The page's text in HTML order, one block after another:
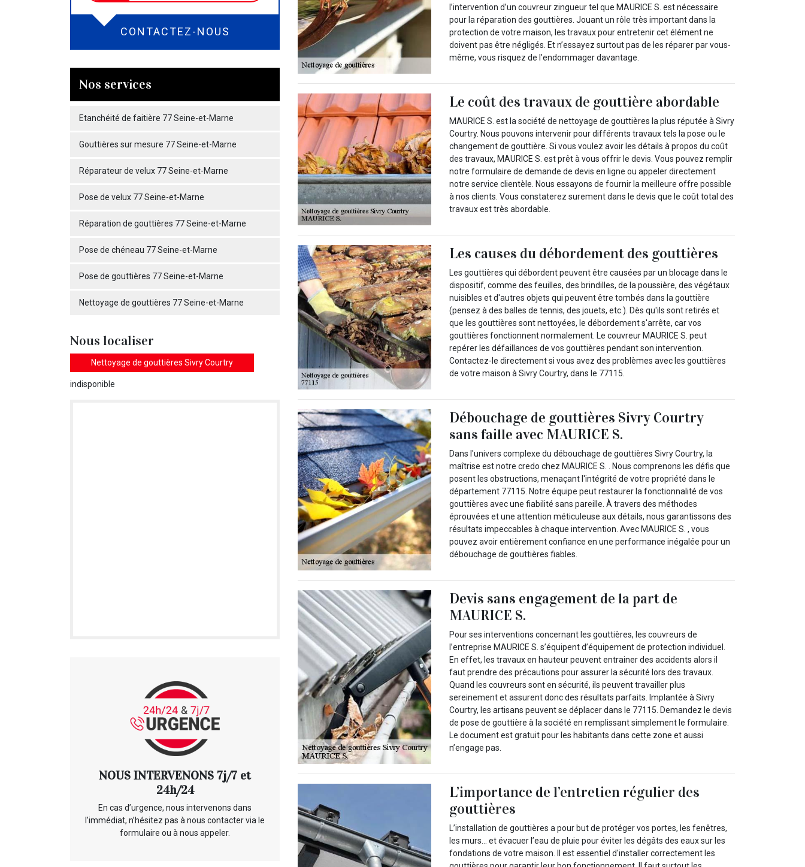
CONTACTEZ-NOUS
Nos services
Etanchéité de faitière 77 Seine-et-Marne
Gouttières sur mesure 77 Seine-et-Marne
Réparateur de velux 77 Seine-et-Marne
Pose de velux 77 Seine-et-Marne
Réparation de gouttières 77 Seine-et-Marne
Pose de chéneau 77 Seine-et-Marne
Pose de gouttières 77 Seine-et-Marne
Nettoyage de gouttières 77 Seine-et-Marne
Nous localiser
Nettoyage de gouttières Sivry Courtry
indisponible
NOUS INTERVENONS 7j/7 et
24h/24
En cas d’urgence, nous intervenons dans
l’immédiat, n’hésitez pas à nous contacter via le
formulaire ou à nous appeler.
l’intervention d’un couvreur zingueur tel que MAURICE S. est nécessaire
pour la réparation des gouttières. Jouant un rôle très important dans la
protection de votre maison, les travaux pour entretenir cet élément ne
doivent pas être négligés. Et n’essayez surtout pas de les réparer par vous-
même, vous risquez de l’endommager davantage.
Le coût des travaux de gouttière abordable
MAURICE S. est la société de nettoyage de gouttières la plus réputée à Sivry
Courtry. Nous pouvons intervenir pour différents travaux tels la pose ou le
changement de gouttière. Si vous voulez avoir les détails à propos du coût
des travaux, MAURICE S. est prêt à vous offrir le devis. Vous pouvez remplir
notre formulaire de demande de devis en ligne ou appeler directement
notre service clientèle. Nous essayons de fournir la meilleure offre possible
à nos clients. Vous constaterez surement dans le devis que le coût total des
travaux est très abordable.
Les causes du débordement des gouttières
Les gouttières qui débordent peuvent être causées par un blocage dans le
dispositif, comme des feuilles, des brindilles, de la poussière, des végétaux
nuisibles et d'autres objets qui peuvent être tombés dans la gouttière
(pensez à des balles de tennis, des jouets, etc.). Dès qu'ils sont retirés et
que les gouttières sont nettoyées, le débordement s'arrête, car vos
gouttières fonctionnent normalement. Le couvreur MAURICE S. peut
repérer les défaillances de vos gouttières pendant son intervention.
Contactez-le directement si vous avez des problèmes avec les gouttières
de votre maison à Sivry Courtry, dans le 77115.
Débouchage de gouttières Sivry Courtry
sans faille avec MAURICE S.
Dans l'univers complexe du débouchage de gouttières Sivry Courtry, la
maîtrise est notre credo chez MAURICE S. . Nous comprenons les défis que
posent les obstructions, menaçant l'intégrité de votre propriété dans le
département 77115. Notre équipe peut restaurer la fonctionnalité de vos
gouttières avec une fiabilité sans pareille. À travers des méthodes
éprouvées et une attention méticuleuse aux détails, nous garantissons des
résultats impeccables à chaque intervention. Avec MAURICE S. , vous
pouvez avoir entièrement confiance en une performance inégalée pour un
débouchage de gouttières fiables.
Devis sans engagement de la part de
MAURICE S.
Pour ses interventions concernant les gouttières, les couvreurs de
l’entreprise MAURICE S. s’équipent d’équipement de protection individuel.
En effet, les travaux en hauteur peuvent entrainer des accidents alors il
faut prendre des précautions pour assurer la sécurité lors des travaux.
Quand les couvreurs sont en sécurité, ils peuvent travailler plus
sereinement et assurent donc des résultats parfaits. Implantée à Sivry
Courtry, les artisans peuvent se déplacer dans le 77115. Demandez le devis
de pose de gouttière à la société en remplissant simplement le formulaire.
Le document est gratuit pour les habitants dans cette zone et aussi
n’engage pas.
L’importance de l’entretien régulier des
gouttières
L’installation de gouttières a pour but de protéger vos portes, les fenêtres,
les murs… et évacuer l’eau de pluie pour éviter les dégâts des eaux sur les
fondations de votre maison. Il est essentiel d'installer correctement les